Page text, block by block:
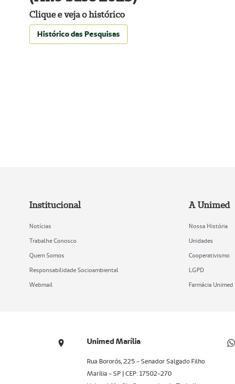
Clique e veja o histórico
Histórico das Pesquisas
Institucional
Notícias
Trabalhe Conosco
Quem Somos
Responsabilidade Socioambiental
Webmail
A Unimed
Nossa História
Unidades
Cooperativismo
LGPD
Farmácia Unimed
Unimed Marília
Rua Bororós, 225 - Senador Salgado Filho
Marília - SP | CEP: 17502-270